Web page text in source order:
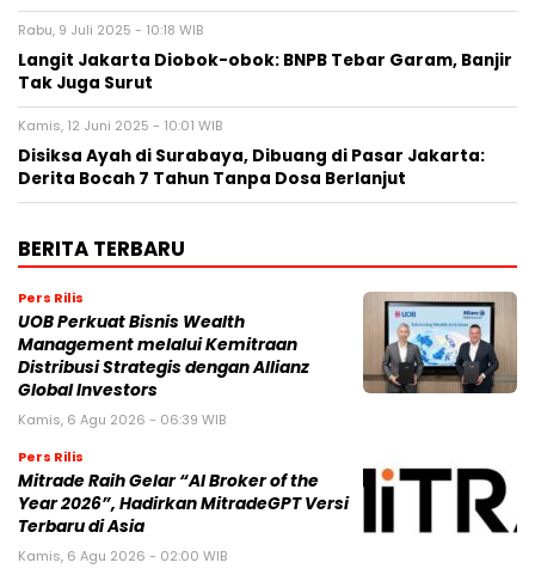
Rabu, 9 Juli 2025 - 10:18 WIB
Langit Jakarta Diobok-obok: BNPB Tebar Garam, Banjir
Tak Juga Surut
Kamis, 12 Juni 2025 - 10:01 WIB
Disiksa Ayah di Surabaya, Dibuang di Pasar Jakarta:
Derita Bocah 7 Tahun Tanpa Dosa Berlanjut
BERITA TERBARU
Pers Rilis
UOB Perkuat Bisnis Wealth
Management melalui Kemitraan
Distribusi Strategis dengan Allianz
Global Investors
Kamis, 6 Agu 2026 - 06:39 WIB
Pers Rilis
Mitrade Raih Gelar “AI Broker of the
Year 2026”, Hadirkan MitradeGPT Versi
Terbaru di Asia
Kamis, 6 Agu 2026 - 02:00 WIB